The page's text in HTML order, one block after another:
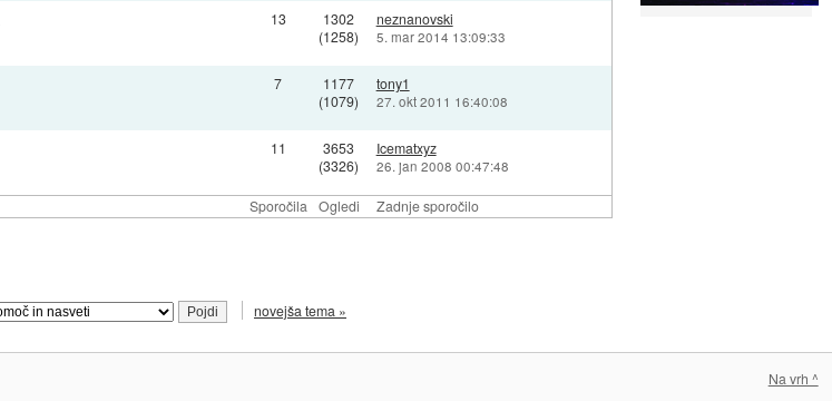
Sporočila Ogledi Zadnje sporočilo
13
1302
(1258)
neznanovski
5. mar 2014 13:09:33
7
1177
(1079)
tony1
27. okt 2011 16:40:08
11
3653
(3326)
Icematxyz
26. jan 2008 00:47:48
novejša tema »
Na vrh ^